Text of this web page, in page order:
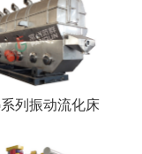
列振动流化床